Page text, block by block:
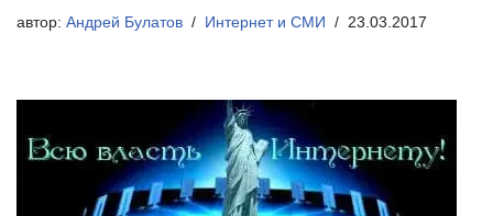
автор: Андрей Булатов Интернет и СМИ 23.03.2017